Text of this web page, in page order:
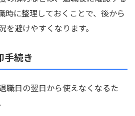
時に整理しておくことで、後から
避けやすくなります。
手続き
職日の翌日から使えなくなるた